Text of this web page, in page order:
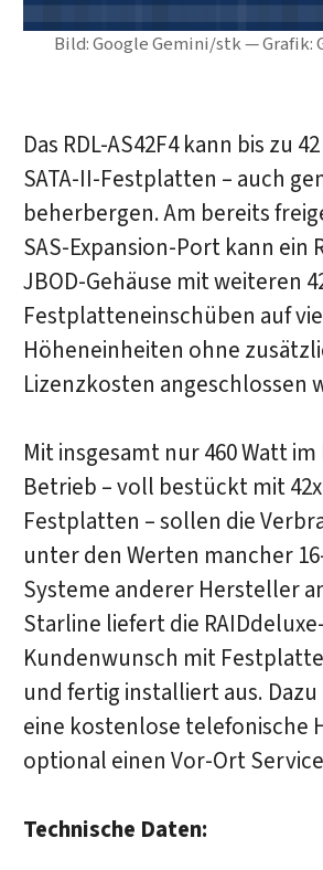
Bild: Google Gemini/stk — Grafik:
Das RDL-AS42F4 kann bis zu
SATA-II-Festplatten – auch
beherbergen. Am bereits
SAS-Expansion-Port kann ein
JBOD-Gehäuse mit weiteren
Festplatteneinschüben auf
Höheneinheiten ohne
Lizenzkosten angeschlossen
Mit insgesamt nur 460 Watt
Betrieb – voll bestückt mit
Festplatten – sollen die
unter den Werten mancher
Systeme anderer Hersteller
Starline liefert die
Kundenwunsch mit
und fertig installiert aus.
eine kostenlose telefonische
optional einen Vor-Ort
Technische Daten: